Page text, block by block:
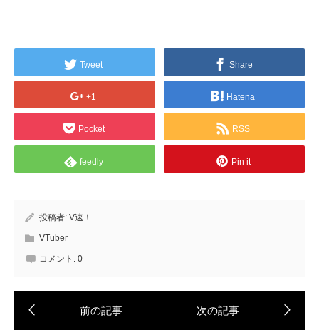
Tweet Share
+1 Hatena
Pocket RSS
feedly Pin it
投稿者: V速！
VTuber
コメント: 0